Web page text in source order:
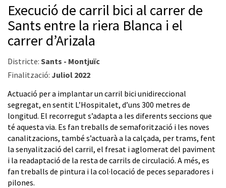
Execució de carril bici al carrer de
Sants entre la riera Blanca i el
carrer d’Arizala
Districte: Sants - Montjuïc
Finalització: Juliol 2022
Actuació per a implantar un carril bici unidireccional
segregat, en sentit L’Hospitalet, d’uns 300 metres de
longitud. El recorregut s’adapta a les diferents seccions que
té aquesta via. Es fan treballs de semaforització i les noves
canalitzacions, també s’actuarà a la calçada, per trams, fent
la senyalització del carril, el fresat i aglomerat del paviment
i la readaptació de la resta de carrils de circulació. A més, es
fan treballs de pintura i la col·locació de peces separadores i
pilones.